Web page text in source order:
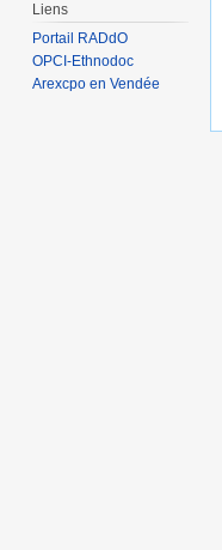
Liens
Portail RADdO
OPCI-Ethnodoc
Arexcpo en Vendée